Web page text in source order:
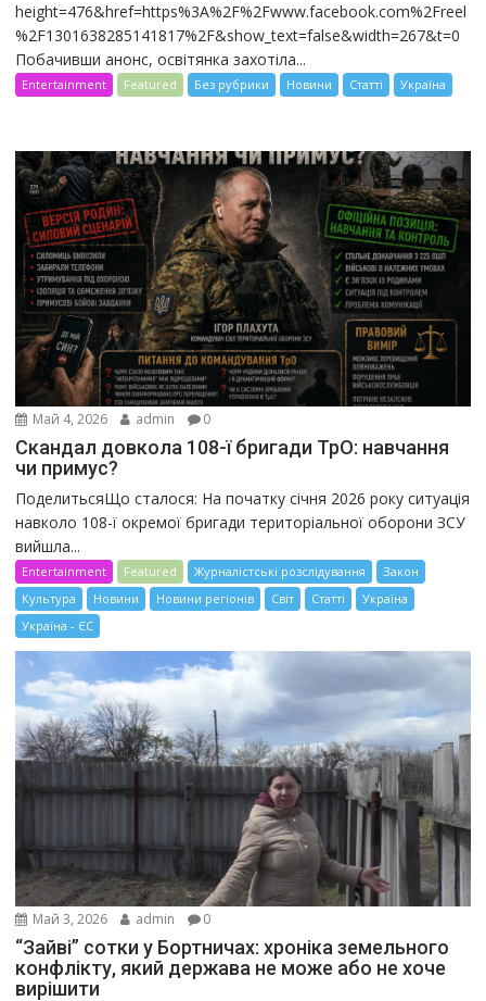
height=476&href=https%3A%2F%2Fwww.facebook.com%2Freel
%2F1301638285141817%2F&show_text=false&width=267&t=0
Побачивши анонс, освітянка захотіла...
Entertainment Featured Без рубрики Новини Статті Україна
Май 4, 2026 admin 0
Скандал довкола 108-ї бригади ТрО: навчання
чи примус?
ПоделитьсяЩо сталося: На початку січня 2026 року ситуація
навколо 108-ї окремої бригади територіальної оборони ЗСУ
вийшла...
Entertainment Featured Журналістські розслідування
Закон
Культура
Новини Новини регіонів Світ Статті
Україна
Україна - ЄС
Май 3, 2026 admin 0
“Зайві” сотки у Бортничах: хроніка земельного
конфлікту, який держава не може або не хоче
вирішити